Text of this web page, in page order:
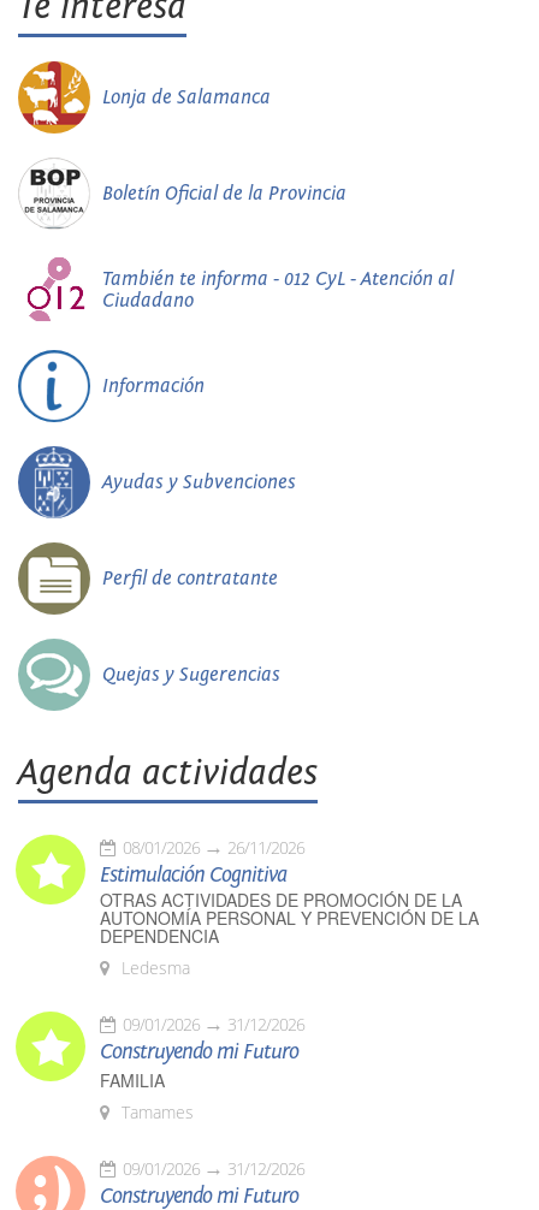
Lonja de Salamanca
Boletín Oficial de la Provincia
También te informa - 012 CyL - Atención al
Ciudadano
Información
Ayudas y Subvenciones
Perfil de contratante
Quejas y Sugerencias
Agenda actividades
08/01/2026 26/11/2026
Estimulación Cognitiva
OTRAS ACTIVIDADES DE PROMOCIÓN DE LA
AUTONOMÍA PERSONAL Y PREVENCIÓN DE LA
DEPENDENCIA
Ledesma
09/01/2026 31/12/2026
Construyendo mi Futuro
FAMILIA
Tamames
09/01/2026 31/12/2026
Construyendo mi Futuro